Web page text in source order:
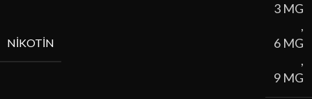
NIKOTIN
3 MG
,
6 MG
,
9 MG